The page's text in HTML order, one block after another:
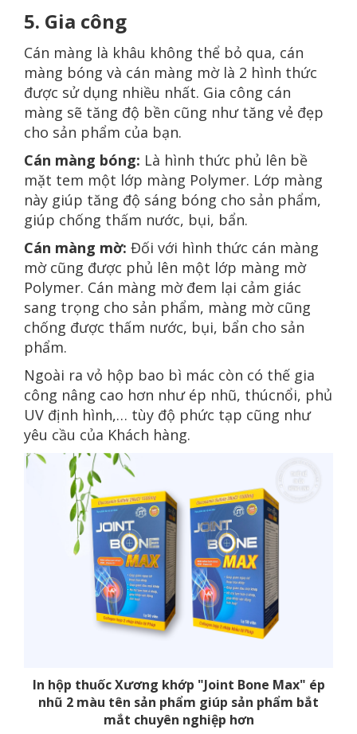
5. Gia công
Cán màng là khâu không thể bỏ qua, cán
màng bóng và cán màng mờ là 2 hình thức
được sử dụng nhiều nhất. Gia công cán
màng sẽ tăng độ bền cũng như tăng vẻ đẹp
cho sản phẩm của bạn.
Cán màng bóng: Là hình thức phủ lên bề
mặt tem một lớp màng Polymer. Lớp màng
này giúp tăng độ sáng bóng cho sản phẩm,
giúp chống thấm nước, bụi, bẩn.
Cán màng mờ: Đối với hình thức cán màng
mờ cũng được phủ lên một lớp màng mờ
Polymer. Cán màng mờ đem lại cảm giác
sang trọng cho sản phẩm, màng mờ cũng
chống được thấm nước, bụi, bẩn cho sản
phẩm.
Ngoài ra vỏ hộp bao bì mác còn có thế gia
công nâng cao hơn như ép nhũ, thúcnổi, phủ
UV định hình,… tùy độ phức tạp cũng như
yêu cầu của Khách hàng.
In hộp thuốc Xương khớp "Joint Bone Max" ép
nhũ 2 màu tên sản phẩm giúp sản phẩm bắt
mắt chuyên nghiệp hơn